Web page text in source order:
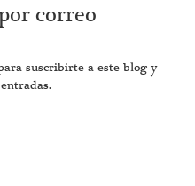
correo
suscribirte a este blog y